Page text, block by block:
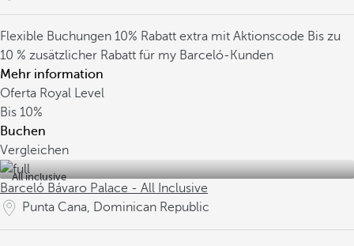
Flexible Buchungen 10% Rabatt extra mit Aktionscode Bis zu
10 % zusätzlicher Rabatt für my Barceló-Kunden
Mehr information
Oferta Royal Level
Bis 10%
Buchen
Vergleichen
All inclusive
Barceló Bávaro Palace - All Inclusive
Punta Cana, Dominican Republic